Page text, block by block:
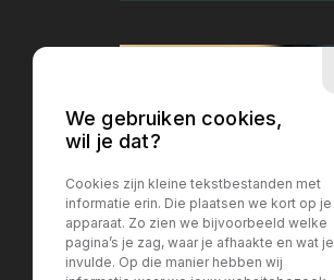
We gebruiken cookies,
wil je dat?
Cookies zijn kleine tekstbestanden met
informatie erin. Die plaatsen we kort op je
apparaat. Zo zien we bijvoorbeeld welke
pagina’s je zag, waar je afhaakte en wat je
invulde. Op die manier hebben wij